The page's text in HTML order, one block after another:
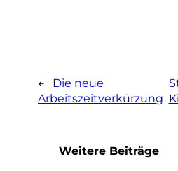
←
Die neue
Arbeitszeitverkürzung
Weitere Beiträge